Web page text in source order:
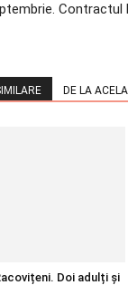
Contractul
DE LA
Doi adulți și